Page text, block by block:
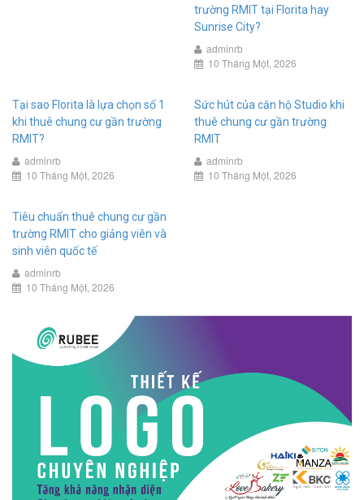
trường RMIT tại Florita hay
Sunrise City?
adminrb
10 Tháng Một, 2026
Tại sao Florita là lựa chọn số 1
khi thuê chung cư gần trường
RMIT?
adminrb
10 Tháng Một, 2026
Sức hút của căn hộ Studio khi
thuê chung cư gần trường
RMIT
adminrb
10 Tháng Một, 2026
Tiêu chuẩn thuê chung cư gần
trường RMIT cho giảng viên và
sinh viên quốc tế
adminrb
10 Tháng Một, 2026